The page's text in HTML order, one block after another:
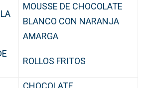
MOUSSE DE CHOCOLATE
BLANCO CON NARANJA
AMARGA
ROLLOS FRITOS
CHOCOLATE